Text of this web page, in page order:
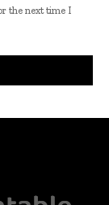
the next time I